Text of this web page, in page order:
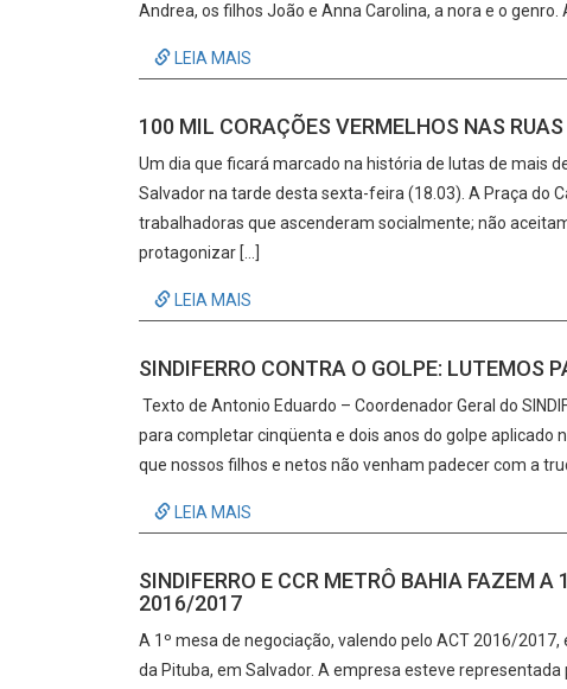
Andrea, os filhos João e Anna Carolina, a nora e o
LEIA MAIS
100 MIL CORAÇÕES VERMELHOS NAS RUAS
Um dia que ficará marcado na história de lutas de mais
Salvador na tarde desta sexta-feira (18.03). A Praça do
trabalhadoras que ascenderam socialmente; não
protagonizar […]
LEIA MAIS
SINDIFERRO CONTRA O GOLPE: LUTEMOS
Texto de Antonio Eduardo – Coordenador Geral do
para completar cinqüenta e dois anos do golpe aplicado
que nossos filhos e netos não venham padecer com a
LEIA MAIS
SINDIFERRO E CCR METRÔ BAHIA FAZEM A
2016/2017
A 1º mesa de negociação, valendo pelo ACT 2016/2017,
da Pituba, em Salvador. A empresa esteve